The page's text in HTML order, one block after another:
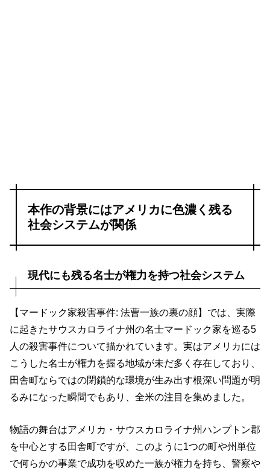
本作の背景にはアメリカに色濃く残る
社会システムが関係
現代にも残る名士が権力を持つ社会システム
【マードック家殺害事件: 法曹一族の裏の顔】では、実際
に起きたサウスカロライナ州の名士マードック家を巡る5
人の殺害事件について描かれています。実はアメリカには
こうした名士が権力を握る地域が未だ多く存在しており、
田舎町ならではの閉鎖的な環境が生み出す根深い問題が明
るみになった瞬間でもあり、全米の注目を集めました。
物語の舞台はアメリカ・サウスカロライナ州ハンプトン郡
を中心とする田舎町ですが、このように1つの町や州単位
で何らかの事業で成功を収めた一族が権力を持ち、警察や